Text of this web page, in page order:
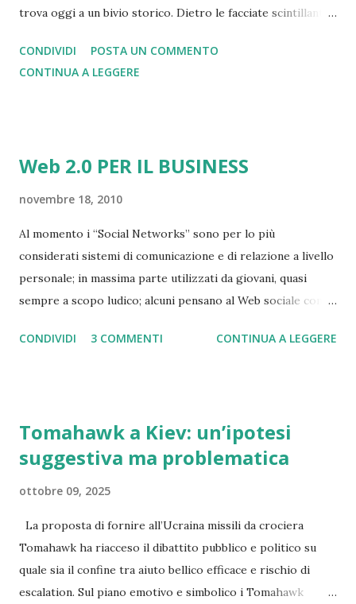
trova oggi a un bivio storico. Dietro le facciate scintillanti
sull'innovazione, si nasconde una realtà scomoda: il modello
tradizionale basato su prototipi fisici sta mostrando crepe
lavora con margini inferiori al 10%, e le catene di
crisi sistemica che minaccia la competitività dell'industria
manifatturiera, proprio mentre le pressioni competitive si
intensificano. I clienti richiedono prodotti sempre più
personalizzati, sostenibili e performanti, mentre i cicli di
CONDIVIDI
POSTA UN COMMENTO
CONTINUA A LEGGERE
Web 2.0 PER IL BUSINESS
novembre 18, 2010
Al momento i “Social Networks” sono per lo più
considerati sistemi di comunicazione e di relazione a livello
personale; in massima parte utilizzati da giovani, quasi
sempre a scopo ludico; alcuni pensano al Web sociale come
attenzione le possibili implicazioni per le aziende, appare
incontrollabile, e la caratterizzazione sociale è quindi
profonda: si sta creando una nuova generazione di persone
tra l’altro, definita e delimitata da età o cultura. Man mano
che questa nuova generazione sociale crescerà, man mano
aumenterà la sua influenza sia nel mondo del lavoro che in
quello privato. IL WEB SOCIALE SI AFFACCIA ALLE
AZIENDE E AI CLIENTI: NASCE IL “SOCIAL NETWORK
CONDIVIDI 3 COMMENTI CONTINUA A LEGGERE
Tomahawk a Kiev: un’ipotesi
suggestiva ma problematica
ottobre 09, 2025
La proposta di fornire all’Ucraina missili da crociera
Tomahawk ha riacceso il dibattito pubblico e politico su
quale sia il confine tra aiuto bellico efficace e rischio di
escalation. Sul piano emotivo e simbolico i Tomahawk